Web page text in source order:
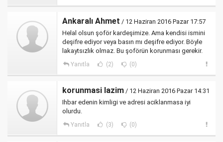
Ankaralı Ahmet / 12 Haziran 2016 Pazar 17:57
Helal olsun şoför kardeşimize. Ama kendisi ismini
deşifre ediyor veya basın mı deşifre ediyor. Böyle
lakaytsızlık olmaz. Bu şoförün korunması gerekir.
Yanıtla (2) (0)
korunmasi lazim / 12 Haziran 2016 Pazar 14:31
Ihbar edenin kimligi ve adresi aciklanmasa iyi
olurdu.
Yanıtla (3) (0)